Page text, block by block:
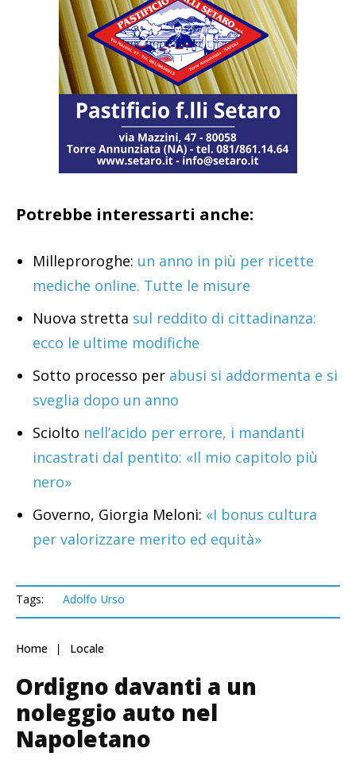
Potrebbe interessarti anche:
Milleproroghe: un anno in più per ricette
mediche online. Tutte le misure
Nuova stretta sul reddito di cittadinanza:
ecco le ultime modifiche
Sotto processo per abusi si addormenta e si
sveglia dopo un anno
Sciolto nell’acido per errore, i mandanti
incastrati dal pentito: «Il mio capitolo più
nero»
Governo, Giorgia Meloni: «I bonus cultura
per valorizzare merito ed equità»
Tags: Adolfo Urso
Home Locale
Ordigno davanti a un
noleggio auto nel
Napoletano